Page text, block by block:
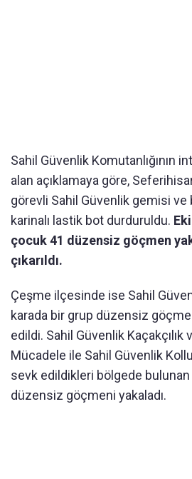
Sahil Güvenlik Komutanlığının
alan açıklamaya göre,
görevli Sahil Güvenlik gemisi ve
karinalı lastik bot durduruldu.
çocuk 41 düzensiz göçmen
çıkarıldı.
Çeşme ilçesinde ise Sahil
karada bir grup düzensiz
edildi. Sahil Güvenlik Kaçakçılık
Mücadele ile Sahil Güvenlik
sevk edildikleri bölgede
düzensiz göçmeni yakaladı.